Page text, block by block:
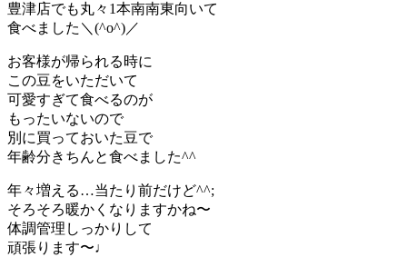
豊津店でも丸々1本南南東向いて
食べました＼(^o^)／
お客様が帰られる時に
この豆をいただいて
可愛すぎて食べるのが
もったいないので
別に買っておいた豆で
年齢分きちんと食べました^^
年々増える…当たり前だけど^^;
そろそろ暖かくなりますかね〜
体調管理しっかりして
頑張ります〜♩